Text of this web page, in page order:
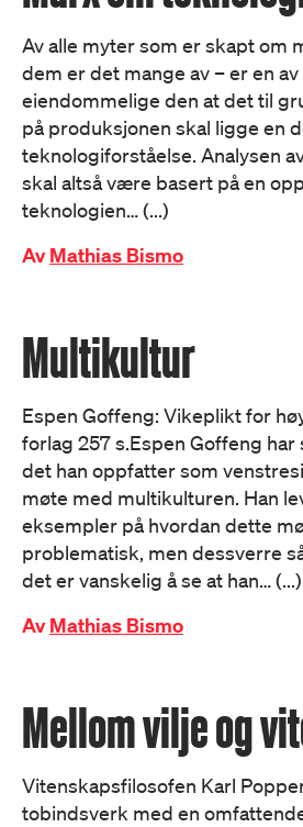
Av alle myter som er skapt om
dem er det mange av – er en
eiendommelige den at det til
på produksjonen skal ligge en
teknologiforståelse. Analysen
skal altså være basert på en
teknologien… (...)
AvMathias Bismo
Multikultur
Espen Goffeng: Vikeplikt for
forlag 257 s.Espen Goffeng
det han oppfatter som
møte med multikulturen. Han
eksempler på hvordan dette
problematisk, men dessverre
det er vanskelig å se at han… (...)
AvMathias Bismo
Mellom vilje og
Vitenskapsfilosofen Karl
tobindsverk med en